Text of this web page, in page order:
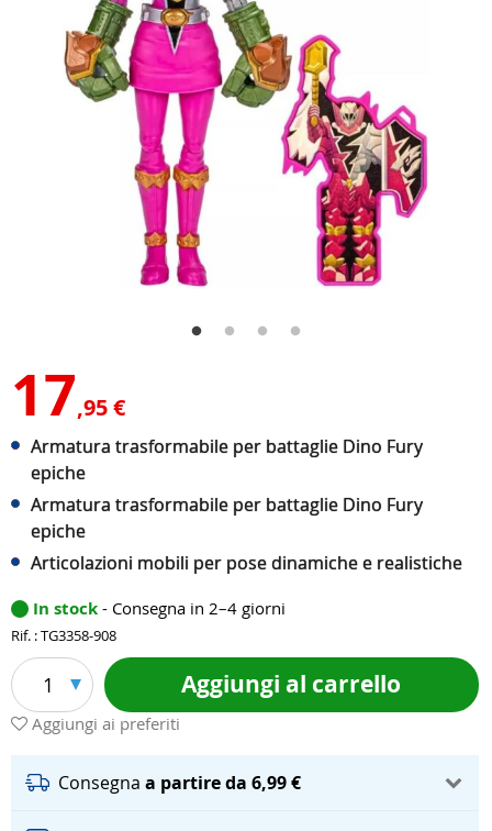
17,95 €
Armatura trasformabile per battaglie Dino Fury
epiche
Armatura trasformabile per battaglie Dino Fury
epiche
Articolazioni mobili per pose dinamiche e realistiche
In stock - Consegna in 2–4 giorni
Rif. : TG3358-908
1 Aggiungi al carrello
Aggiungi ai preferiti
Consegna a partire da 6,99 €